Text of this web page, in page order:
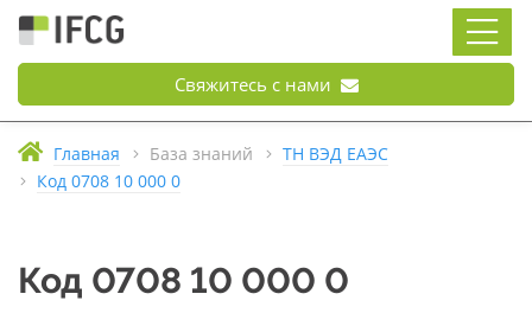
Свяжитесь с нами
Главная База знаний
ТН ВЭД ЕАЭС
Код 0708 10 000 0
Код 0708 10 000 0